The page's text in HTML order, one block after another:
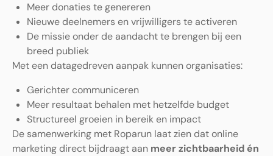
Meer donaties te genereren
Nieuwe deelnemers en vrijwilligers te activeren
De missie onder de aandacht te brengen bij een
breed publiek
Met een datagedreven aanpak kunnen organisaties:
Gerichter communiceren
Meer resultaat behalen met hetzelfde budget
Structureel groeien in bereik en impact
De samenwerking met Roparun laat zien dat online
marketing direct bijdraagt aan meer zichtbaarheid én